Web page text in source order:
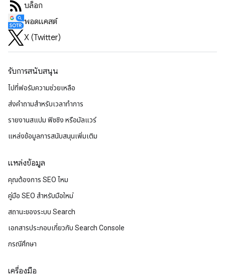
บล็อก
พอดแคสต์
X (Twitter)
รับการสนับสนุน
ไปที่ฟอรัมความช่วยเหลือ
ส่งคำถามสำหรับเวลาทำการ
รายงานสแปม ฟิชชิง หรือมัลแวร์
แหล่งข้อมูลการสนับสนุนเพิ่มเติม
แหล่งข้อมูล
คุณต้องการ SEO ไหม
คู่มือ SEO สำหรับมือใหม่
สถานะของระบบ Search
เอกสารประกอบเกี่ยวกับ Search Console
กรณีศึกษา
เครื่องมือ